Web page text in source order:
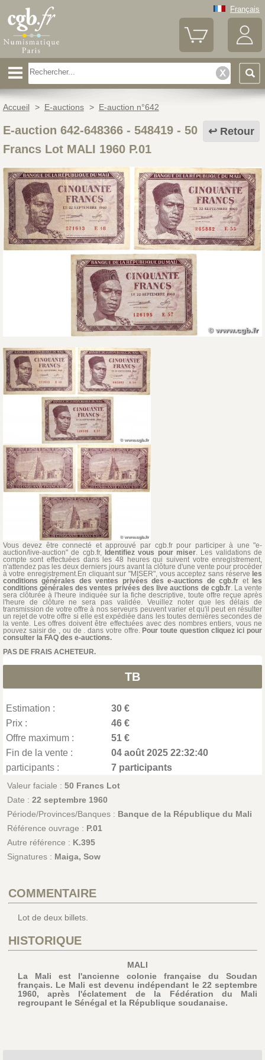
Français
Accueil > E-auctions > E-auction n°642
Retour
E-auction 642-648366 - 548419- 50
Francs Lot MALI 1960 P.01
Vous devez être connecté et approuvé par cgb.fr pour participer à une "e-
auction/live-auction" de cgb.fr, Identifiez vous pour miser. Les validations de
compte sont effectuées dans les 48 heures qui suivent votre enregistrement,
n'attendez pas les deux derniers jours avant la clôture d'une vente pour procéder
à votre enregistrement.En cliquant sur "MISER", vous acceptez sans réserve les
conditions générales des ventes privées des e-auctions de cgb.fr et les
conditions générales des ventes privées des live auctions de cgb.fr. La vente
sera clôturée à l'heure indiquée sur la fiche descriptive, toute offre reçue après
l'heure de clôture ne sera pas validée. Veuillez noter que les délais de
transmission de votre offre à nos serveurs peuvent varier et qu'il peut en résulter
un rejet de votre offre si elle est expédiée dans les toutes dernières secondes de
la vente. Les offres doivent être effectuées avec des nombres entiers, vous ne
pouvez saisir de , ou de . dans votre offre. Pour toute question cliquez ici pour
consulter la FAQ des e-auctions.
PAS DE FRAIS ACHETEUR.
TB
Estimation :
30 €
Prix :
46 €
Offre maximum :
51 €
Fin de la vente :
04 août 2025 22:32:40
participants :
7 participants
Valeur faciale : 50 Francs Lot
Date : 22 septembre 1960
Période/Provinces/Banques : Banque de la République du Mali
Référence ouvrage : P.01
Autre référence : K.395
Signatures : Maiga, Sow
COMMENTAIRE
Lot de deux billets.
HISTORIQUE
MALI
La Mali est l'ancienne colonie française du Soudan
français. Le Mali est devenu indépendant le 22 septembre
1960, après l'éclatement de la Fédération du Mali
regroupant le Sénégal et la République soudanaise.